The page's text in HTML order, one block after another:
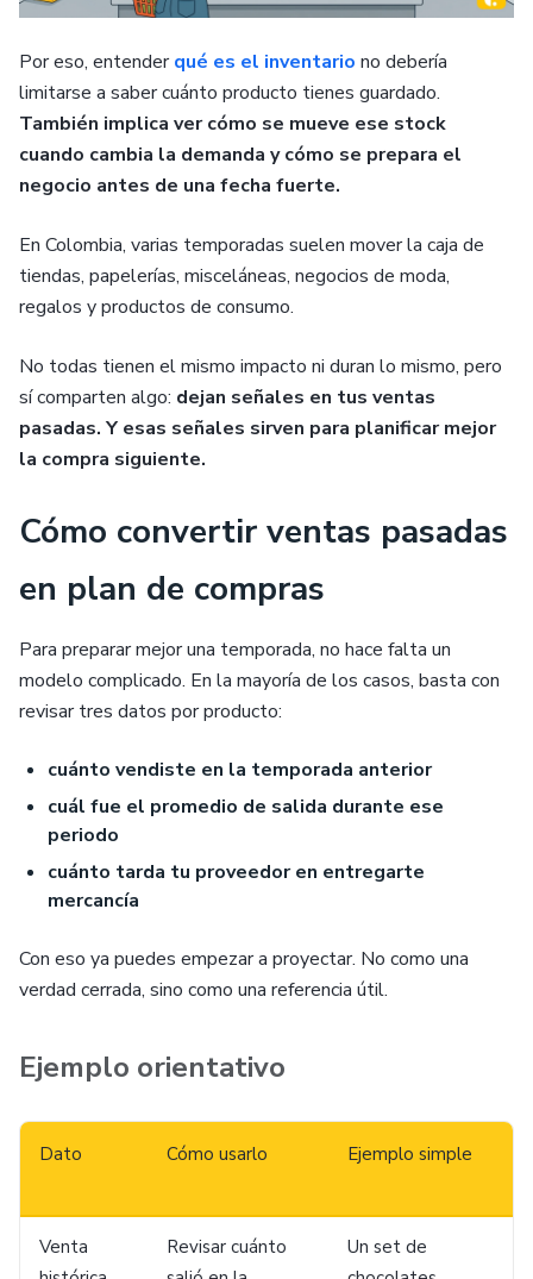
Por eso, entenderqué es el inventario no debería
limitarse a saber cuánto producto tienes guardado.
También implica ver cómo se mueve ese stock
cuando cambia la demanda y cómo se prepara el
negocio antes de una fecha fuerte.
En Colombia, varias temporadas suelen mover la caja de
tiendas, papelerías, misceláneas, negocios de moda,
regalos y productos de consumo.
No todas tienen el mismo impacto ni duran lo mismo, pero
sí comparten algo: dejan señales en tus ventas
pasadas. Y esas señales sirven para planificar mejor
la compra siguiente.
Cómo convertir ventas pasadas
en plan de compras
Para preparar mejor una temporada, no hace falta un
modelo complicado. En la mayoría de los casos, basta con
revisar tres datos por producto:
cuánto vendiste en la temporada anterior
cuál fue el promedio de salida durante ese
periodo
cuánto tarda tu proveedor en entregarte
mercancía
Con eso ya puedes empezar a proyectar. No como una
verdad cerrada, sino como una referencia útil.
Ejemplo orientativo
Dato Cómo usarlo Ejemplo simple
Venta
Revisar cuánto
Un set de